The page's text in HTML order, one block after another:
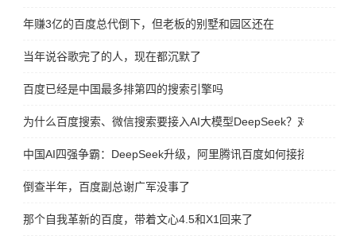
年赚3亿的百度总代倒下，但老板的别墅和园区还在
当年说谷歌完了的人，现在都沉默了
百度已经是中国最多排第四的搜索引擎吗
为什么百度搜索、微信搜索要接入AI大模型DeepSeek？对谁更有好
中国AI四强争霸：DeepSeek升级，阿里腾讯百度如何接招？
倒查半年，百度副总谢广军没事了
那个自我革新的百度，带着文心4.5和X1回来了